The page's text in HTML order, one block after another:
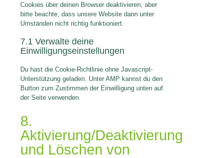
Cookies über deinen Browser deaktivieren, aber
bitte beachte, dass unsere Website dann unter
Umständen nicht richtig funktioniert.
7.1 Verwalte deine
Einwilligungseinstellungen
Du hast die Cookie-Richtlinie ohne Javascript-
Unterstützung geladen. Unter AMP kannst du den
Button zum Zustimmen der Einwilligung unten auf
der Seite verwenden.
8.
Aktivierung/Deaktivierung
und Löschen von